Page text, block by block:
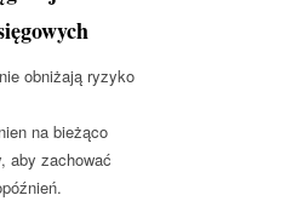
obniżają ryzyko
na bieżąco
aby zachować